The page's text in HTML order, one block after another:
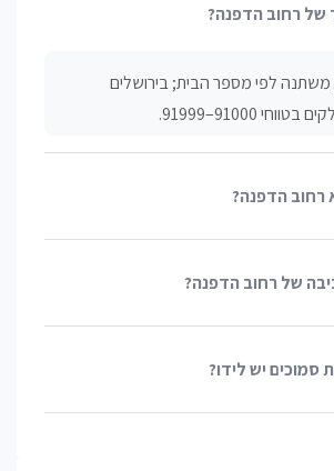
של רחוב הדפנה?
משתנה לפי מספר הבית; בירושלים
91000–91999.
רחוב הדפנה?
של רחוב הדפנה?
סמוכים יש לידו?